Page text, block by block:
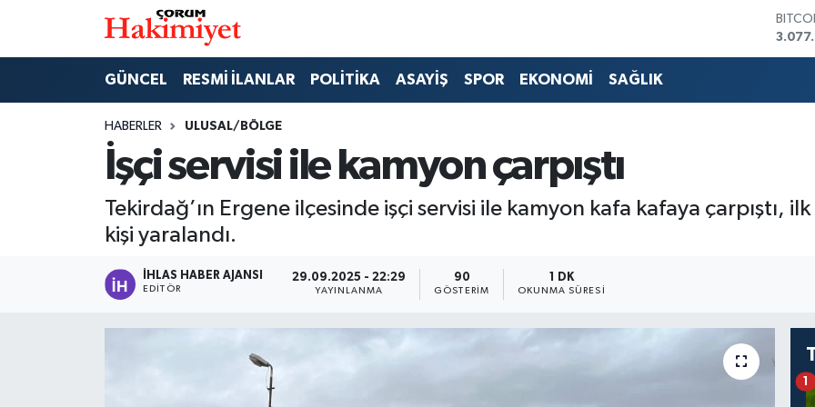
GÜNCEL RESMİ İLANLAR POLİTİKA ASAYİŞ SPOR EKONOMİ SAĞLIK
HABERLER ULUSAL/BÖLGE
İşçi servisi ile kamyon çarpıştı
Tekirdağ’ın Ergene ilçesinde işçi servisi ile kamyon kafa kafaya çarpıştı,
kişi yaralandı.
İHLAS HABER AJANSI
EDITÖR
29.09.2025 - 22:29
YAYINLANMA
90
GÖSTERIM
1 DK
OKUNMA SÜRESI
1
GÜNCEL
Nöbetçi Eczaneler
Çorum Namaz Vakitleri
Trafik Durumu
Tüm Manşetler